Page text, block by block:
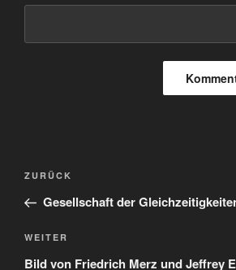
Beitragsnavigation
Vorheriger
Beitrag
ZURÜCK
Gesellschaft der
Nächster
Beitrag
WEITER
Bild von Friedrich Merz und Jeffrey